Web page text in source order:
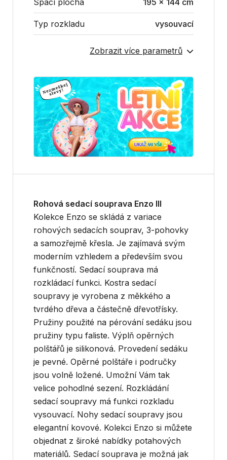
Spací plocha 195 x 144 cm
Typ rozkladu vysouvací
Zobrazit více parametrů
Rohová sedací souprava Enzo III
Kolekce Enzo se skládá z variace
rohových sedacích souprav, 3-pohovky
a samozřejmě křesla. Je zajímavá svým
moderním vzhledem a především svou
funkčností. Sedací souprava má
rozkládací funkci. Kostra sedací
soupravy je vyrobena z měkkého a
tvrdého dřeva a částečně dřevotřísky.
Pružiny použité na pérování sedáku jsou
pružiny typu faliste. Výplň opěrných
polštářů je silikonová. Provedení sedáku
je pevné. Opěrné polštáře i područky
jsou volně ložené. Umožní Vám tak
velice pohodlné sezení. Rozkládání
sedací soupravy má funkci rozkladu
vysouvací. Nohy sedací soupravy jsou
elegantní kovové. Kolekci Enzo si můžete
objednat z široké nabídky potahových
materiálů. Sedací souprava je možná jak